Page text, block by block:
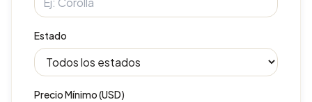
Estado
Precio Mínimo (USD)